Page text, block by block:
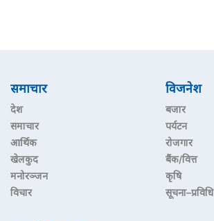
समाचार
देश
समाचार
आर्थिक
खेलकुद
मनोरञ्जन
विचार
विजनेश
बजार
पर्यटन
रोजगार
बैंक/वित्त
कृषि
सूचना–प्रविधि